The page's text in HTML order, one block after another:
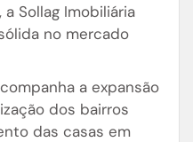
Sollag Imobiliária
no mercado
a expansão
dos bairros
das casas em